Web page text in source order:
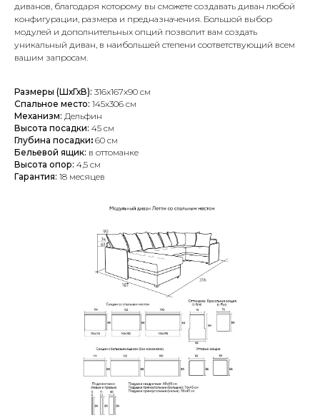
диванов, благодаря которому вы сможете создавать диван любой
конфигурации, размера и предназначения. Большой выбор
модулей и дополнительных опций позволит вам создать
уникальный диван, в наибольшей степени соответствующий всем
вашим запросам.
Размеры (ШхГхВ): 316x167x90 см
Спальное место: 145x306 см
Механизм: Дельфин
Высота посадки: 45 см
Глубина посадки: 60 см
Бельевой ящик: в оттоманке
Высота опор: 4,5 см
Гарантия: 18 месяцев